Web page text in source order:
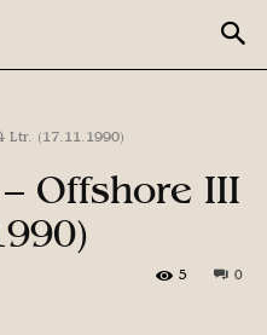
Ltr. (17.11.1990)
Offshore III
0
5